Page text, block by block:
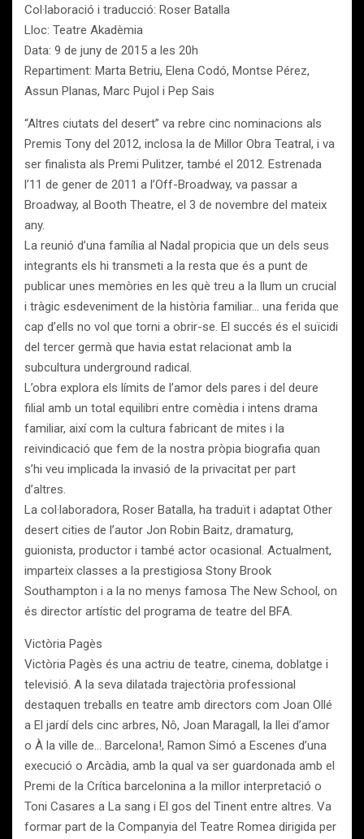
Col·laboració i traducció: Roser Batalla
Lloc: Teatre Akadèmia
Data: 9 de juny de 2015 a les 20h
Repartiment: Marta Betriu, Elena Codó, Montse Pérez,
Assun Planas, Marc Pujol i Pep Sais
“Altres ciutats del desert” va rebre cinc nominacions als
Premis Tony del 2012, inclosa la de Millor Obra Teatral, i va
ser finalista als Premi Pulitzer, també el 2012. Estrenada
l’11 de gener de 2011 a l’Off-Broadway, va passar a
Broadway, al Booth Theatre, el 3 de novembre del mateix
any.
La reunió d’una família al Nadal propicia que un dels seus
integrants els hi transmeti a la resta que és a punt de
publicar unes memòries en les què treu a la llum un crucial
i tràgic esdeveniment de la història familiar… una ferida que
cap d’ells no vol que torni a obrir-se. El succés és el suïcidi
del tercer germà que havia estat relacionat amb la
subcultura underground radical.
L’obra explora els límits de l’amor dels pares i del deure
filial amb un total equilibri entre comèdia i intens drama
familiar, així com la cultura fabricant de mites i la
reivindicació que fem de la nostra pròpia biografia quan
s’hi veu implicada la invasió de la privacitat per part
d’altres.
La col·laboradora, Roser Batalla, ha traduït i adaptat Other
desert cities de l’autor Jon Robin Baitz, dramaturg,
guionista, productor i també actor ocasional. Actualment,
imparteix classes a la prestigiosa Stony Brook
Southampton i a la no menys famosa The New School, on
és director artístic del programa de teatre del BFA.
Victòria Pagès
Victòria Pagès és una actriu de teatre, cinema, doblatge i
televisió. A la seva dilatada trajectòria professional
destaquen treballs en teatre amb directors com Joan Ollé
a El jardí dels cinc arbres, Nô, Joan Maragall, la llei d’amor
o À la ville de… Barcelona!, Ramon Simó a Escenes d’una
execució o Arcàdia, amb la qual va ser guardonada amb el
Premi de la Crítica barcelonina a la millor interpretació o
Toni Casares a La sang i El gos del Tinent entre altres. Va
formar part de la Companyia del Teatre Romea dirigida per